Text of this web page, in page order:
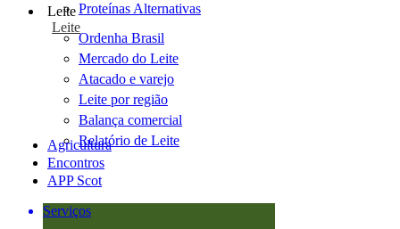
Proteínas Alternativas
Leite
Leite
Ordenha Brasil
Mercado do Leite
Atacado e varejo
Leite por região
Balança comercial
Relatório de Leite
Agricultura
Encontros
APP Scot
Serviços